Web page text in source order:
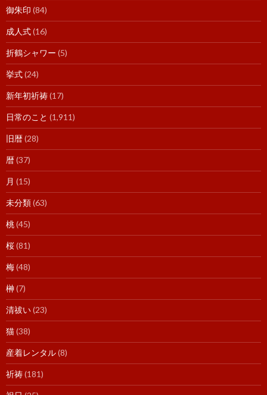
御朱印 (84)
成人式(16)
折鶴シャワー (5)
挙式(24)
新年初祈祷(17)
日常のこと (1,911)
旧暦(28)
暦(37)
月 (15)
未分類(63)
桃(45)
桜(81)
梅(48)
榊(7)
清祓い(23)
猫(38)
産着レンタル(8)
祈祷(181)